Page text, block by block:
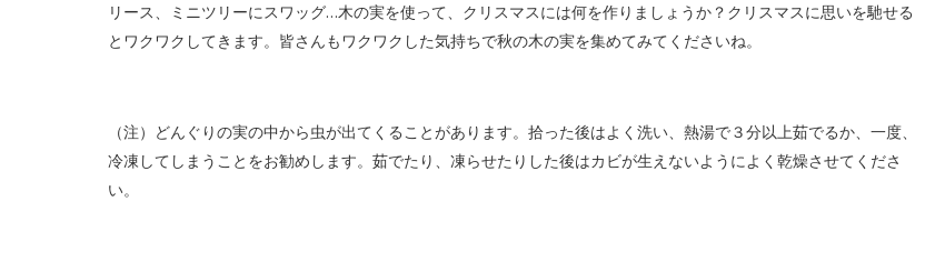
リース、ミニツリーにスワッグ…木の実を使って、クリスマスには何を作りましょうか？クリスマスに思いを馳せる
とワクワクしてきます。皆さんもワクワクした気持ちで秋の木の実を集めてみてくださいね。
（注）どんぐりの実の中から虫が出てくることがあります。拾った後はよく洗い、熱湯で３分以上茹でるか、一度、
冷凍してしまうことをお勧めします。茹でたり、凍らせたりした後はカビが生えないようによく乾燥させてくださ
い。